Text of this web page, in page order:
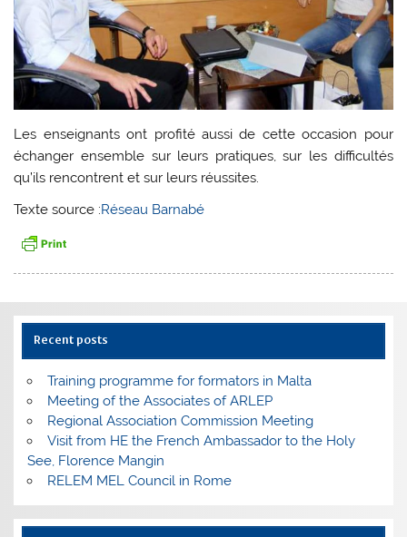
Les enseignants ont profité aussi de cette occasion pour
échanger ensemble sur leurs pratiques, sur les difficultés
qu’ils rencontrent et sur leurs réussites.
Texte source :Réseau Barnabé
Recent posts
Training programme for formators in Malta
Meeting of the Associates of ARLEP
Regional Association Commission Meeting
Visit from HE the French Ambassador to the Holy
See, Florence Mangin
RELEM MEL Council in Rome